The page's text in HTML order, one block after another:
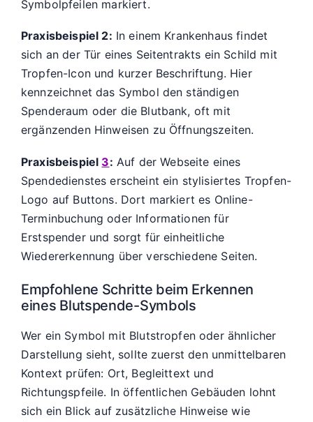
Symbolpfeilen markiert.
Praxisbeispiel 2: In einem Krankenhaus findet
sich an der Tür eines Seitentrakts ein Schild mit
Tropfen-Icon und kurzer Beschriftung. Hier
kennzeichnet das Symbol den ständigen
Spenderaum oder die Blutbank, oft mit
ergänzenden Hinweisen zu Öffnungszeiten.
Praxisbeispiel 3: Auf der Webseite eines
Spendedienstes erscheint ein stylisiertes Tropfen-
Logo auf Buttons. Dort markiert es Online-
Terminbuchung oder Informationen für
Erstspender und sorgt für einheitliche
Wiedererkennung über verschiedene Seiten.
Empfohlene Schritte beim Erkennen
eines Blutspende-Symbols
Wer ein Symbol mit Blutstropfen oder ähnlicher
Darstellung sieht, sollte zuerst den unmittelbaren
Kontext prüfen: Ort, Begleittext und
Richtungspfeile. In öffentlichen Gebäuden lohnt
sich ein Blick auf zusätzliche Hinweise wie